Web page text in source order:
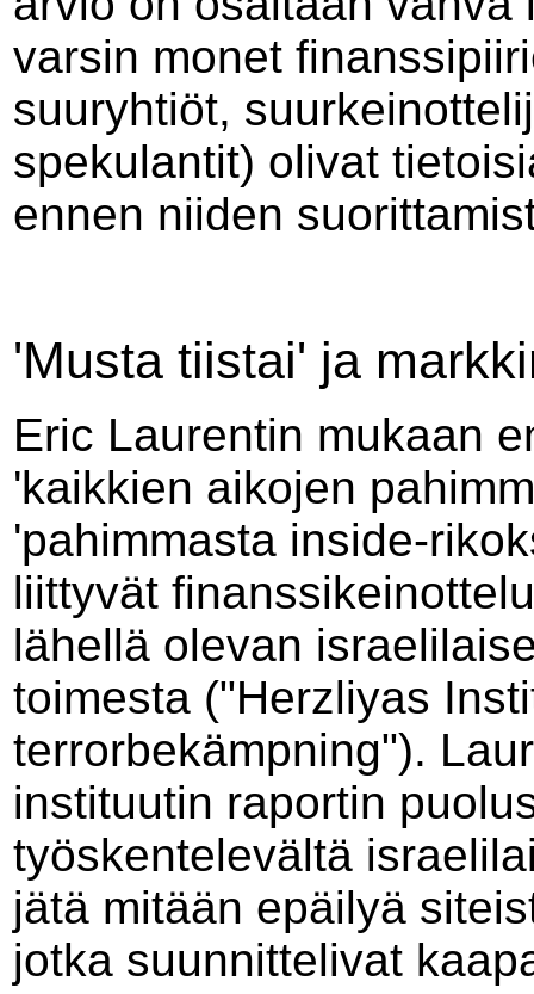
varsin monet
suuryhtiöt,
spekulantit) olivat
ennen niiden
'Musta tiistai' ja
Eric Laurentin mukaan
'kaikkien aikojen
'pahimmasta inside-
liittyvät
lähellä olevan
toimesta ("Herzliyas
terrorbekämpning").
instituutin raportin
työskentelevältä
jätä mitään epäilyä
jotka suunnittelivat